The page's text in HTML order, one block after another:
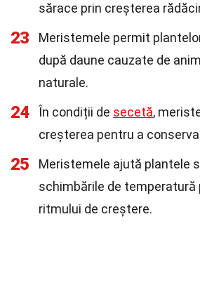
sărace prin creșterea
23
Meristemele permit
după daune cauzate de
naturale.
24 În condiții de secetă,
creșterea pentru a
25
Meristemele ajută plantele
schimbările de temperatură
ritmului de creștere.